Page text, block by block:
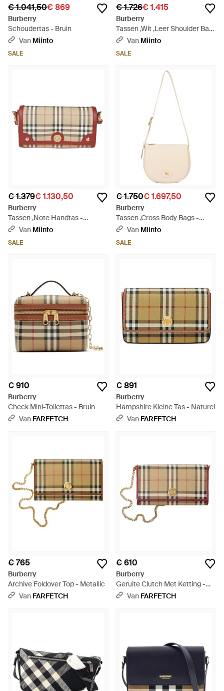
€ 1.041,50€ 869
Burberry
Schoudertas - Bruin
Van Miinto
SALE
€ 1.726€ 1.415
Burberry
Tassen ,Wit ,Leer Shoulder Bag
- WitVan Miinto
SALE
€ 1.379€ 1.130,50
Burberry
Tassen ,Note Handtas -
Naturel
Van Miinto
SALE
€ 1.750€ 1.697,50
Burberry
Tassen ,Cross Body Bags -
Naturel
Van Miinto
SALE
€ 910
Burberry
Check Mini-Toilettas - Bruin
Van FARFETCH
€ 891
Burberry
Hampshire Kleine Tas - Naturel
Van FARFETCH
€ 765
Burberry
Archive Foldover Top - Metallic
Van FARFETCH
€ 610
Burberry
Geruite Clutch Met Ketting -
Naturel
Van FARFETCH